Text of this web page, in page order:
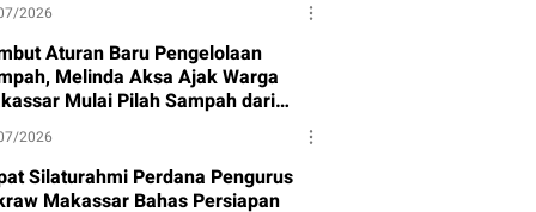
2026
Aturan Baru Pengelolaan
Melinda Aksa Ajak Warga
Mulai Pilah Sampah dari
2026
Silaturahmi Perdana Pengurus
Makassar Bahas Persiapan